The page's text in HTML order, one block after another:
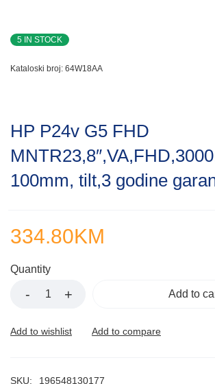
5 IN STOCK
Kataloski broj: 64W18AA
HP P24v G5 FHD
100mm, tilt,3 godine
334.80KM
Quantity
Add to
SKU: 196548130177